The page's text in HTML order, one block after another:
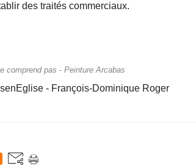
des traités commerciaux.
comprend pas - Peinture Arcabas
- François-Dominique Roger